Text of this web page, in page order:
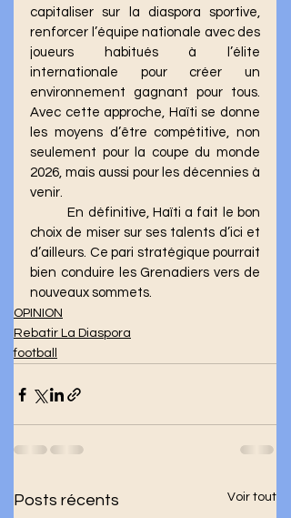
capitaliser sur la diaspora sportive,
renforcer l’équipe nationale avec des
joueurs habitués à l’élite
internationale pour créer un
environnement gagnant pour tous.
Avec cette approche, Haïti se donne
les moyens d’être compétitive, non
seulement pour la coupe du monde
2026, mais aussi pour les décennies à
venir.
choix de miser sur ses talents d’ici et
d’ailleurs. Ce pari stratégique pourrait
bien conduire les Grenadiers vers de
nouveaux sommets.
OPINION
Rebatir La Diaspora
football
Posts récents Voir tout